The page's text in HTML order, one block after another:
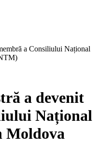
a Consiliului Național
a devenit
Național
Moldova